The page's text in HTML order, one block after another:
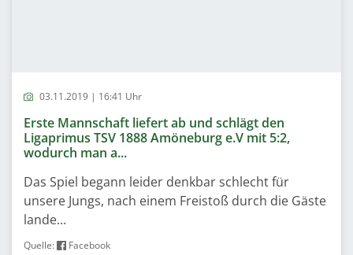
03.11.2019 | 16:41 Uhr
Erste Mannschaft liefert ab und schlägt den
Ligaprimus TSV 1888 Amöneburg e.V mit 5:2,
wodurch man a...
Das Spiel begann leider denkbar schlecht für
unsere Jungs, nach einem Freistoß durch die Gäste
lande...
Quelle: Facebook